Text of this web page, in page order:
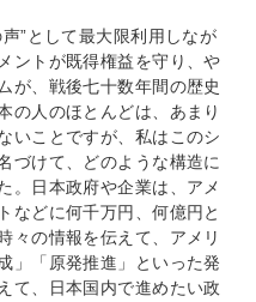
”として最大限利用しなが
ントが既得権益を守り、や
が、戦後七十数年間の歴史
の人のほとんどは、あまり
いことですが、私はこのシ
づけて、どのような構造に
。日本政府や企業は、アメ
などに何千万円、何億円と
々の情報を伝えて、アメリ
」「原発推進」といった発
て、日本国内で進めたい政